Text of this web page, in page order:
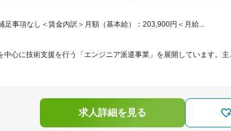
事項なし＜賃金内訳＞月額（基本給）：203,900円＜月給...
心に技術支援を行う「エンジニア派遣事業」を展開しています。主...
求人詳細を見る